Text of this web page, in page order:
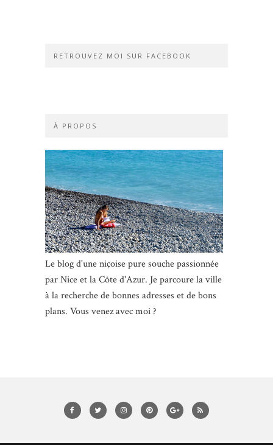
RETROUVEZ MOI SUR FACEBOOK
À PROPOS
Le blog d'une niçoise pure souche passionnée
par Nice et la Côte d'Azur. Je parcoure la ville
à la recherche de bonnes adresses et de bons
plans. Vous venez avec moi ?